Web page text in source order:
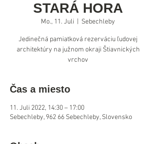
STARÁ HORA
Mo., 11. Juli Sebechleby
Jedinečná pamiatková rezerváciu ľudovej
architektúry na južnom okraji Štiavnických
Čas a miesto
11. Juli 2022, 14:30 – 17:00
Sebechleby, 962 66 Sebechleby, Slovensko